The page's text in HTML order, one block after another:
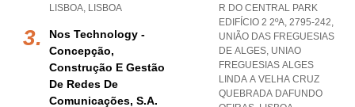
LISBOA, LISBOA
Nos Technology -
Concepção,
Construção E Gestão
De Redes De
Comunicações, S.a.
R DO CENTRAL PARK
EDIFÍCIO 2 2ºA, 2795-242,
UNIÃO DAS FREGUESIAS
DE ALGES, UNIAO
FREGUESIAS ALGES
LINDA A VELHA CRUZ
QUEBRADA DAFUNDO